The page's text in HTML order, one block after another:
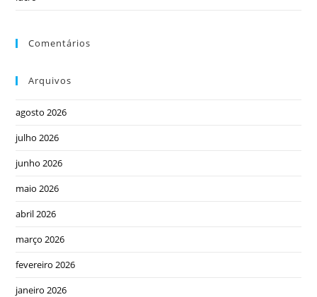
Comentários
Arquivos
agosto 2026
julho 2026
junho 2026
maio 2026
abril 2026
março 2026
fevereiro 2026
janeiro 2026